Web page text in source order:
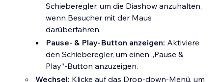
Navigationsbuttons und Slide-
Indikatoren an, ändere die Website-
Ausrichtung von Teilen der Diashow
und mehr.Erfahre hier mehr über das
Anpassen der Navigation deiner
Diashow.
Schieberegler, um die Diashow anzuhalten,
wenn Besucher mit der Maus
darüberfahren.
Pause- & Play-Button anzeigen: Aktiviere
den Schieberegler, um einen „Pause &
Play“-Button anzuzeigen.
Wechsel: Klicke auf das Drop-down-Menü, um